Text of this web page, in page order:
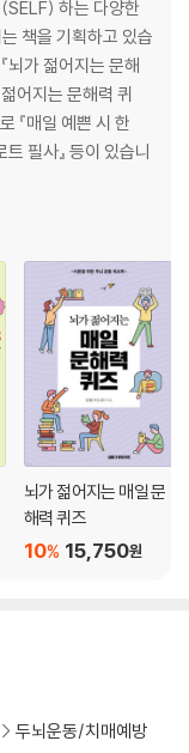
60
하는 다양한
책을 기획하고 있습
뇌가 젊어지는 문해
젊어지는 문해력 퀴
『매일 예쁜 시 한
트 필사』 등이 있습니
뇌가 젊어지는 매일 문
해력 퀴즈
15,750원
10%
두뇌운동/치매예방